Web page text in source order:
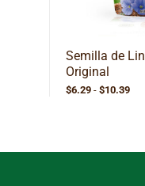
Semilla de
Original
$6.29 - $10.39